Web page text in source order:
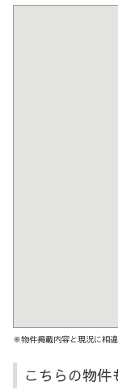
※物件掲載内容と現況に相
こちらの物件